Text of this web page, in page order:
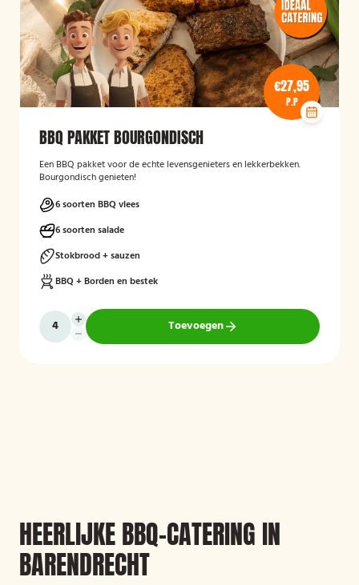
€27,95
P.P
BBQ PAKKET BOURGONDISCH
Een BBQ pakket voor de echte levensgenieters en lekkerbekken.
Bourgondisch genieten!
6 soorten BBQ vlees
6 soorten salade
Stokbrood + sauzen
BBQ + Borden en bestek
Toevoegen
HEERLIJKE BBQ-CATERING IN
BARENDRECHT